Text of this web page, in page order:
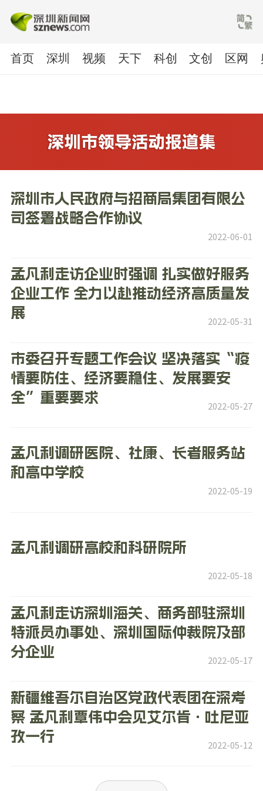
首页 深圳 视频 天下 科创 文创 区网
2022-06-01
深圳市人民政府与招商局集团有限公
司签署战略合作协议
2022-05-31
孟凡利走访企业时强调 扎实做好服务
企业工作 全力以赴推动经济高质量发
展
2022-05-27
市委召开专题工作会议 坚决落实“疫
情要防住、经济要稳住、发展要安
全”重要要求
2022-05-19
孟凡利调研医院、社康、长者服务站
和高中学校
2022-05-18
孟凡利调研高校和科研院所
2022-05-17
孟凡利走访深圳海关、商务部驻深圳
特派员办事处、深圳国际仲裁院及部
分企业
2022-05-12
新疆维吾尔自治区党政代表团在深考
察 孟凡利覃伟中会见艾尔肯·吐尼亚
孜一行